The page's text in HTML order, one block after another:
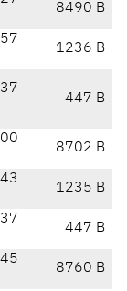
8490 B
1236 B
447 B
8702 B
1235 B
447 B
8760 B